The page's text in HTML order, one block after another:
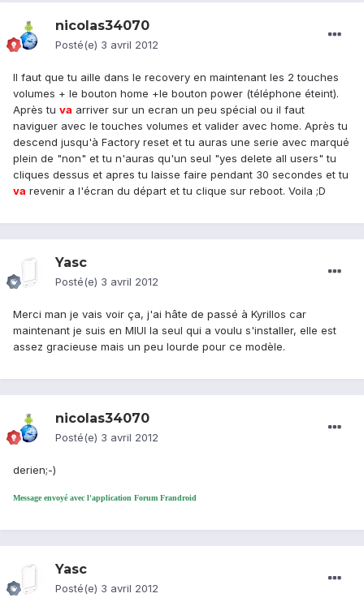
nicolas34070
Posté(e) 3 avril 2012
Il faut que tu aille dans le recovery en maintenant les 2 touches
volumes + le bouton home +le bouton power (téléphone éteint).
Après tu va arriver sur un ecran un peu spécial ou il faut
naviguer avec le touches volumes et valider avec home. Après tu
descend jusqu'à Factory reset et tu auras une serie avec marqué
plein de "non" et tu n'auras qu'un seul "yes delete all users" tu
cliques dessus et apres tu laisse faire pendant 30 secondes et tu
va revenir a l'écran du départ et tu clique sur reboot. Voila ;D
Yasc
Posté(e) 3 avril 2012
Merci man je vais voir ça, j'ai hâte de passé à Kyrillos car
maintenant je suis en MIUI la seul qui a voulu s'installer, elle est
assez gracieuse mais un peu lourde pour ce modèle.
nicolas34070
Posté(e) 3 avril 2012
derien;-)
Message envoyé avec l'application Forum Frandroid
Yasc
Posté(e) 3 avril 2012